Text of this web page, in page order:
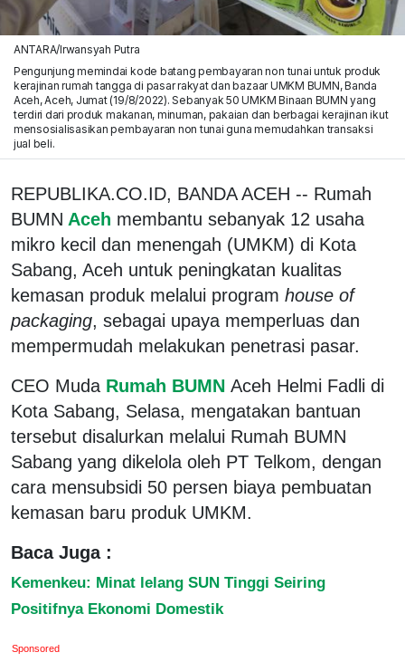
ANTARA/Irwansyah Putra
Pengunjung memindai kode batang pembayaran non tunai untuk produk
kerajinan rumah tangga di pasar rakyat dan bazaar UMKM BUMN, Banda
Aceh, Aceh, Jumat (19/8/2022). Sebanyak 50 UMKM Binaan BUMN yang
terdiri dari produk makanan, minuman, pakaian dan berbagai kerajinan ikut
mensosialisasikan pembayaran non tunai guna memudahkan transaksi
jual beli.
REPUBLIKA.CO.ID, BANDA ACEH -- Rumah
BUMN Aceh membantu sebanyak 12 usaha
mikro kecil dan menengah (UMKM) di Kota
Sabang, Aceh untuk peningkatan kualitas
kemasan produk melalui program house of
packaging, sebagai upaya memperluas dan
mempermudah melakukan penetrasi pasar.
CEO Muda Rumah BUMN Aceh Helmi Fadli di
Kota Sabang, Selasa, mengatakan bantuan
tersebut disalurkan melalui Rumah BUMN
Sabang yang dikelola oleh PT Telkom, dengan
cara mensubsidi 50 persen biaya pembuatan
kemasan baru produk UMKM.
Baca Juga :
Kemenkeu: Minat lelang SUN Tinggi Seiring
Positifnya Ekonomi Domestik
Sponsored